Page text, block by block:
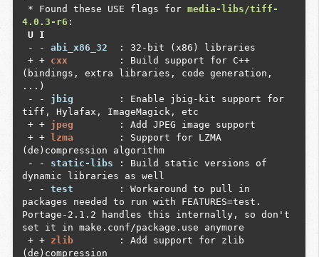
- - sftp : Enables libssh2 to
support SFTP file transfer.
- -
output.
- - sid : Adds support for
playing C64 SID files through media-
libs/libsidplay-2.
skins : Enables support for the
skins2 interface.
- - speex : Add support for the
speex audio codec (used for speech)
+ + svg : Add support for SVG
(Scalable Vector Graphics)
+ + swscale : Enables image scaling
and conversion via libswscale (part of FFmpeg).
- - taglib : Enable tagging support
with taglib
- - test : Workaround to pull in
packages needed to run with FEATURES=test.
Portage-2.1.2 handles this internally, so don't
* Found these USE flags for media-libs/tiff-
4.0.3-r6
U I
- - abi_x86_32
: 32-bit (x86) libraries
+ + cxx
: Build support for C++
(bindings, extra libraries, code generation,
...)
- - jbig
: Enable jbig-kit support for
tiff, Hylafax, ImageMagick, etc
+ + jpeg
: Add JPEG image support
+ +
lzma
: Support for LZMA
(de)compression algorithm
- - static-libs : Build static versions of
dynamic libraries as well
- - test
: Workaround to pull in
packages needed to run with FEATURES=test.
Portage-2.1.2 handles this internally, so don't
set it in make.conf/package.use anymore
+ + zlib
: Add support for zlib